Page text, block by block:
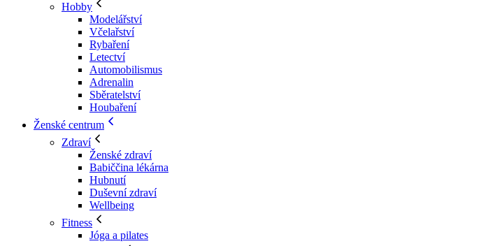
Hobby
Modelářství
Včelařství
Rybaření
Letectví
Automobilismus
Adrenalin
Sběratelství
Houbaření
Ženské centrum
Zdraví
Ženské zdraví
Babiččina lékárna
Hubnutí
Duševní zdraví
Wellbeing
Fitness
Jóga a pilates